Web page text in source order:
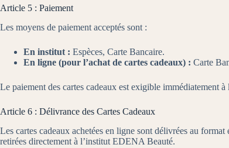
Article 5 : Paiement
Les moyens de paiement acceptés sont :
En institut : Espèces, Carte Bancaire.
En ligne (pour l’achat de cartes cadeaux) : Carte
Le paiement des cartes cadeaux est exigible immédiatement
Article 6 : Délivrance des Cartes Cadeaux
Les cartes cadeaux achetées en ligne sont délivrées au
retirées directement à l’institut EDENA Beauté.